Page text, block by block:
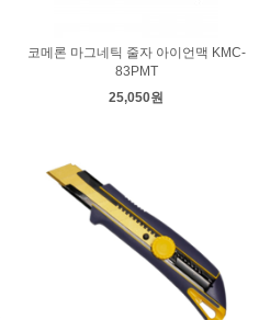
코메론 마그네틱 줄자 아이언맥 KMC-
83PMT
25,050원